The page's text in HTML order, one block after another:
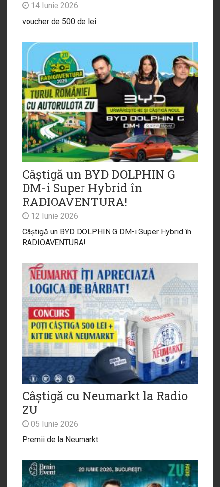
14 Iunie 2026
voucher de 500 de lei
Câștigă un BYD DOLPHIN G
DM-i Super Hybrid în
RADIOAVENTURA!
12 Iunie 2026
Câștigă un BYD DOLPHIN G DM-i Super Hybrid în
RADIOAVENTURA!
Câștigă cu Neumarkt la Radio
ZU
05 Iunie 2026
Premii de la Neumarkt